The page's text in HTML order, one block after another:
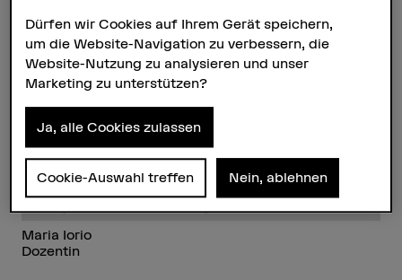
Maria Iorio
Dozentin
Dürfen wir Cookies auf Ihrem Gerät speichern,
um die Website-Navigation zu verbessern, die
Website-Nutzung zu analysieren und unser
Marketing zu unterstützen?
Ja, alle Cookies zulassen
Cookie-Auswahl treffen Nein, ablehnen